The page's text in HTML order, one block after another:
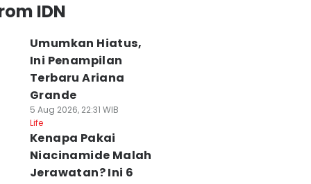
IDN
Umumkan Hiatus,
Ini Penampilan
Terbaru Ariana
Grande
5 Aug 2026, 22:31 WIB
Life
Kenapa Pakai
Niacinamide Malah
Jerawatan? Ini 6